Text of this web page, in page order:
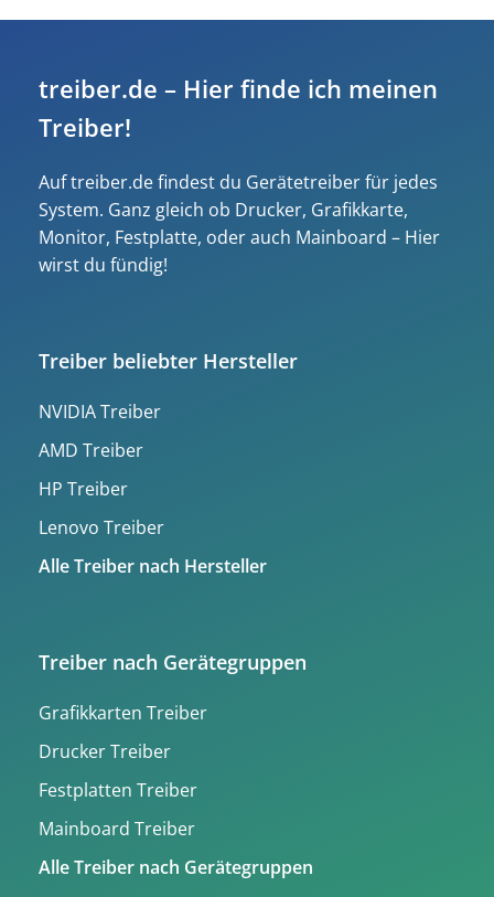
treiber.de – Hier finde ich meinen
Treiber!
Auf treiber.de findest du Gerätetreiber für jedes
System. Ganz gleich ob Drucker, Grafikkarte,
Monitor, Festplatte, oder auch Mainboard – Hier
wirst du fündig!
Treiber beliebter Hersteller
NVIDIA Treiber
AMD Treiber
HP Treiber
Lenovo Treiber
Alle Treiber nach Hersteller
Treiber nach Gerätegruppen
Grafikkarten Treiber
Drucker Treiber
Festplatten Treiber
Mainboard Treiber
Alle Treiber nach Gerätegruppen